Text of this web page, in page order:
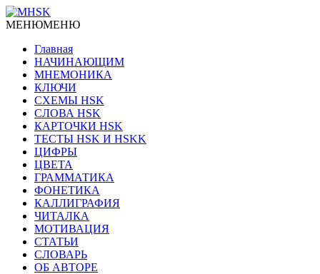
МЕНЮМЕНЮ
Главная
НАЧИНАЮЩИМ
МНЕМОНИКА
КЛЮЧИ
СХЕМЫ HSK
СЛОВА HSK
КАРТОЧКИ HSK
ТЕСТЫ HSK И HSKK
ЦИФРЫ
ЦВЕТА
ГРАММАТИКА
ФОНЕТИКА
КАЛЛИГРАФИЯ
ЧИТАЛКА
МОТИВАЦИЯ
СТАТЬИ
СЛОВАРЬ
ОБ АВТОРЕ